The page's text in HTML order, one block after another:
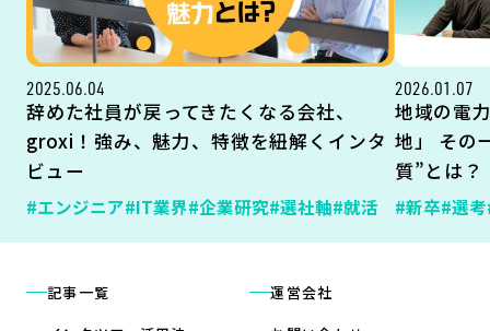
2025.06.04
辞めた社員が戻ってきたくなる会社、
groxi！強み、魅力、特徴を紐解くインタ
ビュー
#エンジニア#IT業界#企業研究#選社軸#就活
2026.01.07
地域の電
地」 その
質”とは？
#新卒#選考
記事一覧 運営会社